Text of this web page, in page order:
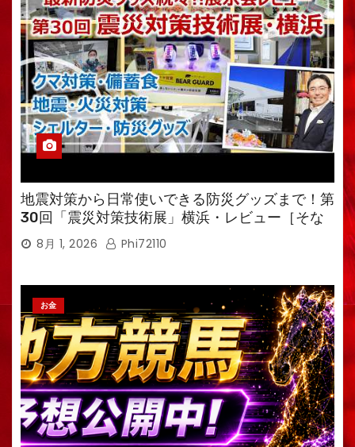
地震対策から日常使いできる防災グッズまで！第
30回「震災対策技術展」横浜・レビュー［そな
えるTV・高荷智也］
8月 1, 2026 Phi72110
お金